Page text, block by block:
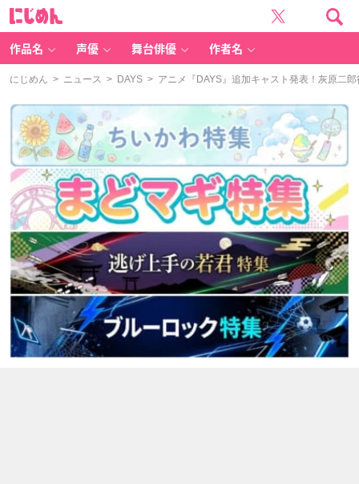
作品名 声優 舞台俳優 作者名
にじめん > ニュース > DAYS > アニメ『DAYS』追加キャスト発表！灰原二